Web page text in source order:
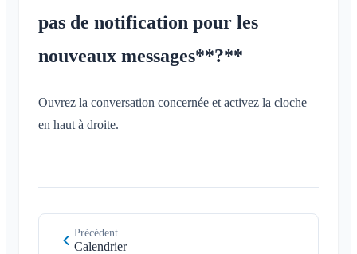
pas de notification pour les
nouveaux messages**?**
Ouvrez la conversation concernée et activez la cloche
en haut à droite.
Précédent
Calendrier